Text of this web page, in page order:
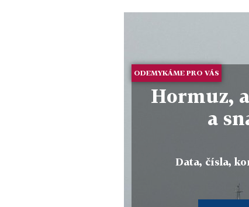
ODEMYKÁME PRO VÁS
Hormuz,
a
Data, čísla,